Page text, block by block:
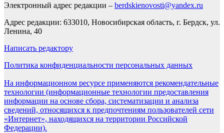
Электронный адрес редакции – berdskienovosti@yandex.ru
Адрес редакции: 633010, Новосибирская область, г. Бердск, ул.
Ленина, 40
Написать редактору
Политика конфиденциальности персональных данных
На информационном ресурсе применяются рекомендательные
технологии (информационные технологии предоставления
информации на основе сбора, систематизации и анализа
сведений, относящихся к предпочтениям пользователей сети
«Интернет», находящихся на территории Российской
Федерации).